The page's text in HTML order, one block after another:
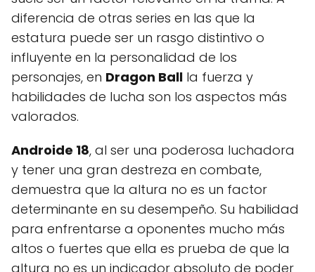
diferencia de otras series en las que la
estatura puede ser un rasgo distintivo o
influyente en la personalidad de los
personajes, en Dragon Ball la fuerza y
habilidades de lucha son los aspectos más
valorados.
Androide 18, al ser una poderosa luchadora
y tener una gran destreza en combate,
demuestra que la altura no es un factor
determinante en su desempeño. Su habilidad
para enfrentarse a oponentes mucho más
altos o fuertes que ella es prueba de que la
altura no es un indicador absoluto de poder